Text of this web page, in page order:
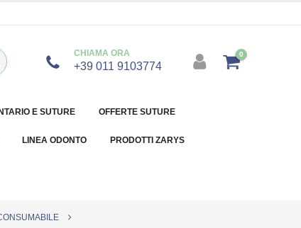
CHIAMA ORA
+39 011 9103774
0
E SUTURE OFFERTE SUTURE
LINEA ODONTO PRODOTTI ZARYS